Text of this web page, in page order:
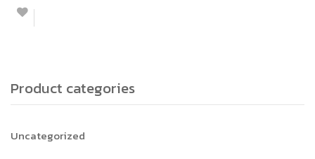
Product categories
Uncategorized